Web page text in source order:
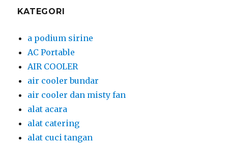
KATEGORI
a podium sirine
AC Portable
AIR COOLER
air cooler bundar
air cooler dan misty fan
alat acara
alat catering
alat cuci tangan